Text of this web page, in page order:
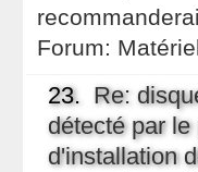
Forum:
23. Re:
détecté par le
d'installation